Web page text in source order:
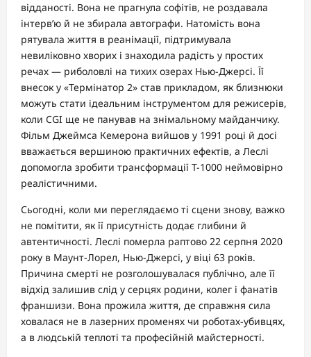
відданості. Вона не прагнула софітів, не роздавала
інтерв’ю й не збирала автографи. Натомість вона
рятувала життя в реанімації, підтримувала
невиліковно хворих і знаходила радість у простих
речах — риболовлі на тихих озерах Нью-Джерсі. Її
внесок у «Термінатор 2» став прикладом, як близнюки
можуть стати ідеальним інструментом для режисерів,
коли CGI ще не панував на знімальному майданчику.
Фільм Джеймса Кемерона вийшов у 1991 році й досі
вважається вершиною практичних ефектів, а Леслі
допомогла зробити трансформації Т-1000 неймовірно
реалістичними.
Сьогодні, коли ми переглядаємо ті сцени знову, важко
не помітити, як її присутність додає глибини й
автентичності. Леслі померла раптово 22 серпня 2020
року в Маунт-Лорел, Нью-Джерсі, у віці 63 років.
Причина смерті не розголошувалася публічно, але її
відхід залишив слід у серцях родини, колег і фанатів
франшизи. Вона прожила життя, де справжня сила
ховалася не в лазерних променях чи роботах-убивцях,
а в людській теплоті та професійній майстерності.